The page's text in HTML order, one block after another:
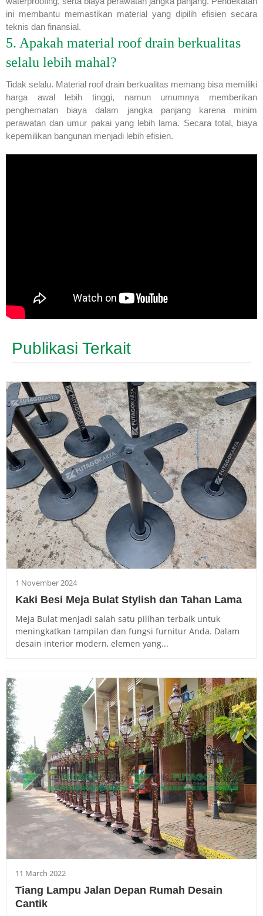
ini membantu memastikan material yang dipilih efisien secara
teknis dan finansial.
5. Apakah material roof drain berkualitas
selalu lebih mahal?
Tidak selalu. Material roof drain berkualitas memang bisa memiliki
harga awal lebih tinggi, namun umumnya memberikan
penghematan biaya dalam jangka panjang karena minim
perawatan dan umur pakai yang lebih lama. Secara total, biaya
kepemilikan bangunan menjadi lebih efisien.
Publikasi Terkait
1 November 2024
Kaki Besi Meja Bulat Stylish dan Tahan Lama
Meja Bulat menjadi salah satu pilihan terbaik untuk
meningkatkan tampilan dan fungsi furnitur Anda. Dalam
desain interior modern, elemen yang...
11 March 2022
Tiang Lampu Jalan Depan Rumah Desain
Cantik